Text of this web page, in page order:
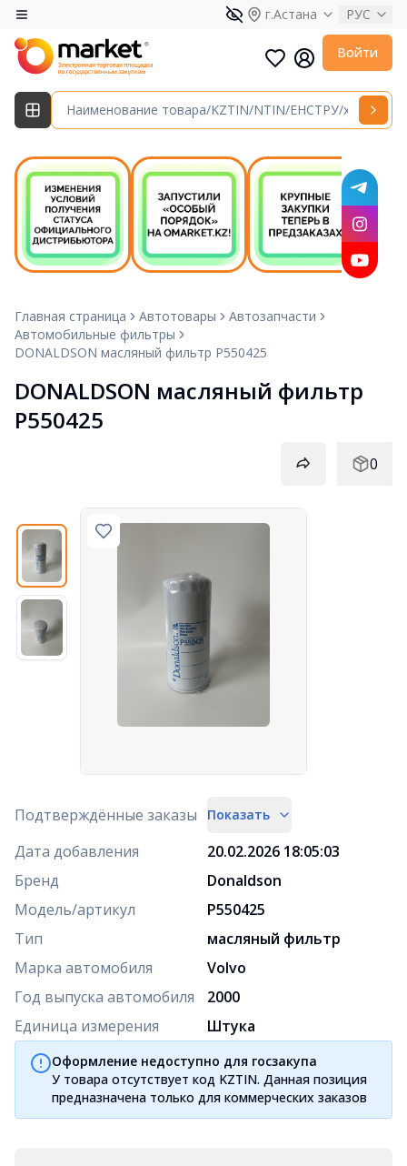
г.Астана РУС
Войти
Главная страница Автотовары
Автозапчасти
Автомобильные фильтры
DONALDSON масляный фильтр P550425
DONALDSON масляный фильтр
P550425
0
Подтверждённые заказы Показать
Дата добавления
20.02.2026 18:05:03
Бренд
Donaldson
Модель/артикул
P550425
Тип
масляный фильтр
Марка автомобиля
Volvo
Год выпуска автомобиля
2000
Единица измерения
Штука
Оформление недоступно для госзакупа
У товара отсутствует код KZTIN. Данная позиция
предназначена только для коммерческих заказов